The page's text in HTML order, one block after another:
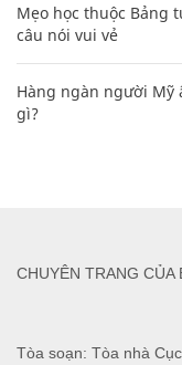
Mẹo học thuộc Bảng
câu nói vui vẻ
Hàng ngàn người Mỹ
gì?
Tòa soạn: Tòa nhà
CHUYÊN TRANG CỦA